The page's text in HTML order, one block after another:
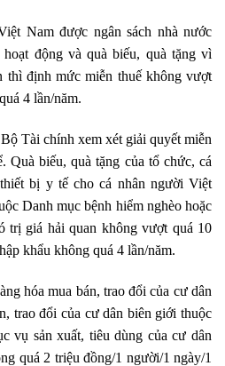
Nam được ngân sách nhà nước
động và quà biếu, quà tặng vì
thì định mức miễn thuế không vượt
4 lần/năm.
Tài chính xem xét giải quyết miễn
Quà biếu, quà tặng của tổ chức, cá
bị y tế cho cá nhân người Việt
Danh mục bệnh hiểm nghèo hoặc
trị giá hải quan không vượt quá 10
khẩu không quá 4 lần/năm.
hóa mua bán, trao đổi của cư dân
trao đổi của cư dân biên giới thuộc
vụ sản xuất, tiêu dùng của cư dân
quá 2 triệu đồng/1 người/1 ngày/1